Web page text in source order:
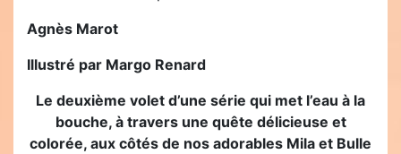
Agnès Marot
Illustré par Margo Renard
Le deuxième volet d’une série qui met l’eau à la
bouche, à travers une quête délicieuse et
colorée, aux côtés de nos adorables Mila et Bulle